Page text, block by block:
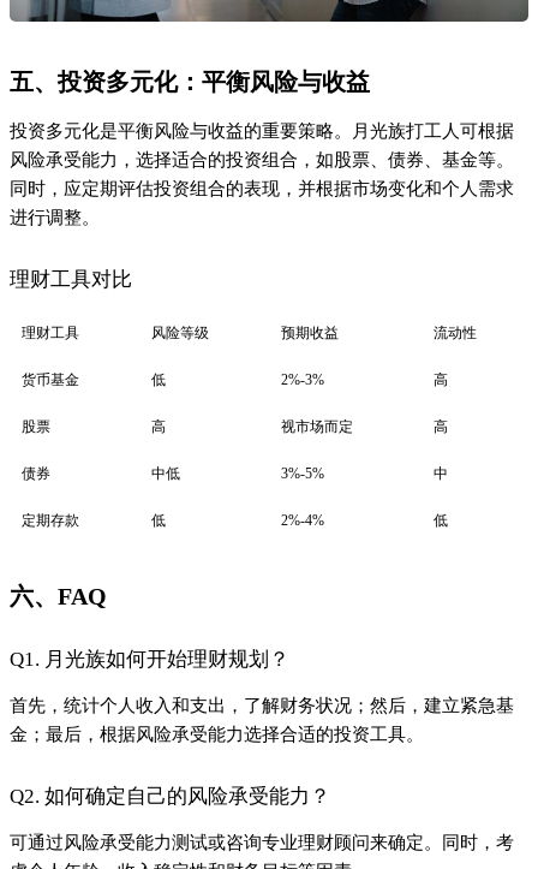
五、投资多元化：平衡风险与收益
投资多元化是平衡风险与收益的重要策略。月光族打工人可根据
风险承受能力，选择适合的投资组合，如股票、债券、基金等。
同时，应定期评估投资组合的表现，并根据市场变化和个人需求
进行调整。
理财工具对比
理财工具 风险等级 预期收益 流动性
货币基金 低 2%-3% 高
股票 高 视市场而定 高
债券 中低 3%-5% 中
定期存款 低 2%-4% 低
六、FAQ
Q1. 月光族如何开始理财规划？
首先，统计个人收入和支出，了解财务状况；然后，建立紧急基
金；最后，根据风险承受能力选择合适的投资工具。
Q2. 如何确定自己的风险承受能力？
可通过风险承受能力测试或咨询专业理财顾问来确定。同时，考